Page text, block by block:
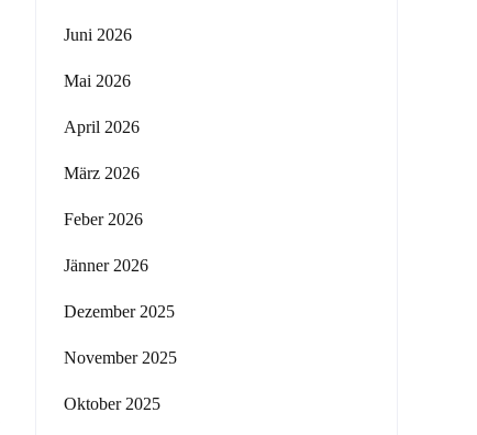
Juni 2026
Mai 2026
April 2026
März 2026
Feber 2026
Jänner 2026
Dezember 2025
November 2025
Oktober 2025